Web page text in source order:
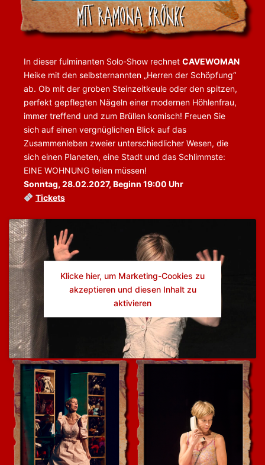
In dieser fulminanten Solo-Show rechnet CAVEWOMAN
Heike mit den selbsternannten „Herren der Schöpfung“
ab. Ob mit der groben Steinzeitkeule oder den spitzen,
perfekt gepflegten Nägeln einer modernen Höhlenfrau,
immer treffend und zum Brüllen komisch! Freuen Sie
sich auf einen vergnüglichen Blick auf das
Zusammenleben zweier unterschiedlicher Wesen, die
sich einen Planeten, eine Stadt und das Schlimmste:
EINE WOHNUNG teilen müssen!
Sonntag, 28.02.2027, Beginn 19:00 Uhr
Tickets
Klicke hier, um Marketing-Cookies zu
akzeptieren und diesen Inhalt zu
aktivieren